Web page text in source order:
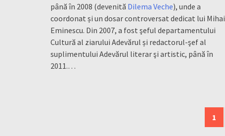
până în 2008 (devenită Dilema Veche), unde a
coordonat și un dosar controversat dedicat lui Mihai
Eminescu. Din 2007, a fost şeful departamentului
Cultură al ziarului Adevărul și redactorul-şef al
suplimentului Adevărul literar şi artistic, până în
2011.…
1